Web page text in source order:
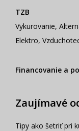
TZB
Vykurovanie,
Elektro,
Financovanie a
Zaujímavé
Tipy ako šetriť pri